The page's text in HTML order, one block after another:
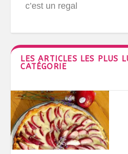
c’est un regal
LES ARTICLES LES PLUS
CATÉGORIE